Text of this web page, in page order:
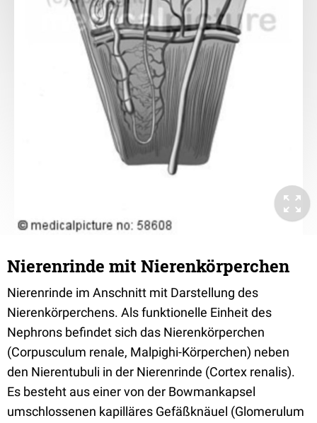
Nierenrinde mit Nierenkörperchen
Nierenrinde im Anschnitt mit Darstellung des
Nierenkörperchens. Als funktionelle Einheit des
Nephrons befindet sich das Nierenkörperchen
(Corpusculum renale, Malpighi-Körperchen) neben
den Nierentubuli in der Nierenrinde (Cortex renalis).
Es besteht aus einer von der Bowmankapsel
umschlossenen kapilläres Gefäßknäuel (Glomerulum